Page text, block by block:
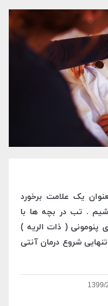
یک علامت برخورد
. تب در بچه ها با
پنومونی ( ذات الریه )
شروع درمان آنتی
1399/